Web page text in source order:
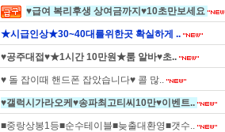
♥급여 복리후생 상여금까지♥10초만보세요
★시급인상★30~40대를위한곳 확실하게 ..
♥공주대접♥★1시간 10만원★룸 알바♥초..
♥ 돌 잡이때 핸드폰 잡았습니다♥ 콜 많..
♥갤럭시가라오케♥송파최고티씨10만♥이벤트..
■중랑상봉1등■순수테이블■늦출대환영■갯수..